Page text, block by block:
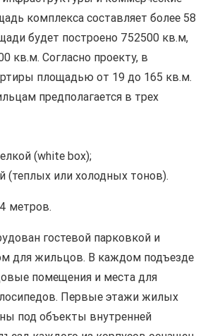
комплекса составляет более 58
будет построено 752500 кв.м,
кв.м. Согласно проекту, в
площадью от 19 до 165 кв.м.
предполагается в трех
(white box);
(теплых или холодных тонов).
метров.
гостевой парковкой и
для жильцов. В каждом подъезде
помещения и места для
Первые этажи жилых
под объекты внутренней